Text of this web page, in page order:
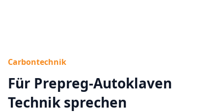
Carbontechnik
Für Prepreg-Autoklaven
Technik sprechen